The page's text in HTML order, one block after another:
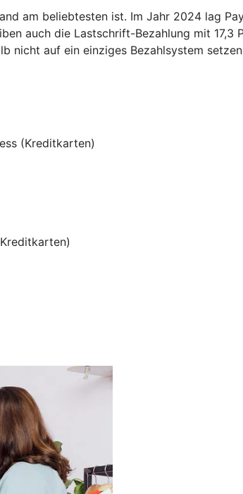
am beliebtesten ist. Im Jahr 2024 lag
auch die Lastschrift-Bezahlung mit
nicht auf ein einziges Bezahlsystem
(Kreditkarten)